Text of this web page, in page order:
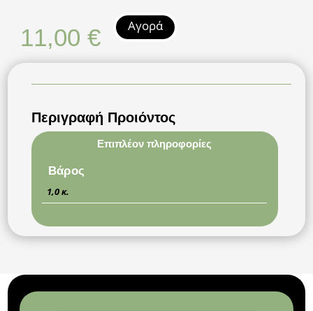
11,00€ Αγορά
Περιγραφή Προιόντος
Επιπλέον πληροφορίες
Βάρος
1,0 κ.